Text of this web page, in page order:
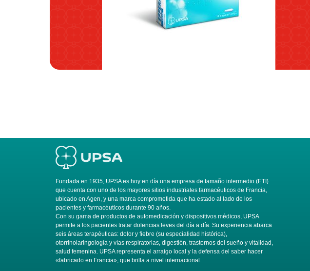
Fundada en 1935, UPSA es hoy en día una empresa de tamaño intermedio (ETI)
que cuenta con uno de los mayores sitios industriales farmacéuticos de Francia,
ubicado en Agen, y una marca comprometida que ha estado al lado de los
pacientes y farmacéuticos durante 90 años.
Con su gama de productos de automedicación y dispositivos médicos, UPSA
permite a los pacientes tratar dolencias leves del día a día. Su experiencia abarca
seis áreas terapéuticas: dolor y fiebre (su especialidad histórica),
otorrinolaringología y vías respiratorias, digestión, trastornos del sueño y vitalidad,
salud femenina. UPSA representa el arraigo local y la defensa del saber hacer
«fabricado en Francia», que brilla a nivel internacional.